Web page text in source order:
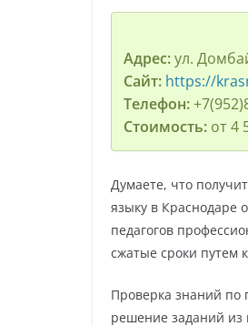
Адрес:ул.
Сайт: https://
Телефон:
Стоимость:от 4
Думаете, что
языку в Краснодаре
педагогов
сжатые сроки путем
Проверка знаний по
решение заданий из